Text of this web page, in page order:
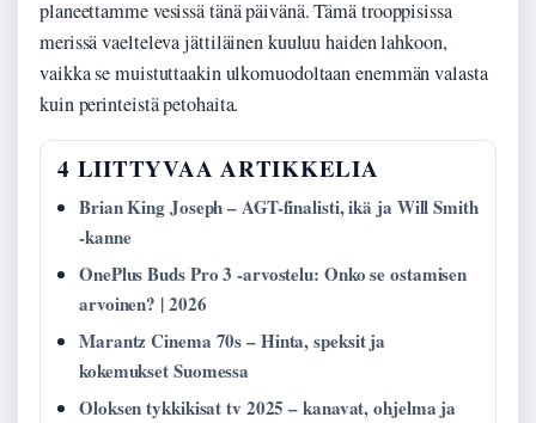
planeettamme vesissä tänä päivänä. Tämä trooppisissa
merissä vaelteleva jättiläinen kuuluu haiden lahkoon,
vaikka se muistuttaakin ulkomuodoltaan enemmän valasta
kuin perinteistä petohaita.
4 LIITTYVAA ARTIKKELIA
Brian King Joseph – AGT-finalisti, ikä ja Will Smith
-kanne
OnePlus Buds Pro 3 -arvostelu: Onko se ostamisen
arvoinen? | 2026
Marantz Cinema 70s – Hinta, speksit ja
kokemukset Suomessa
Oloksen tykkikisat tv 2025 – kanavat, ohjelma ja